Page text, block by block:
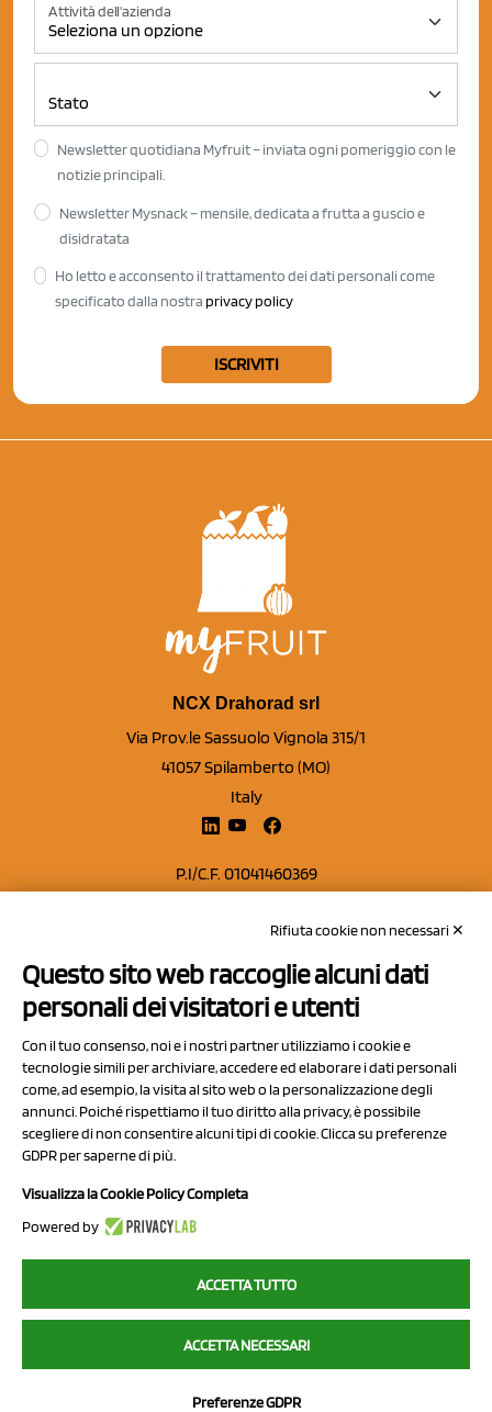
Attività dell'azienda
Newsletter quotidiana Myfruit – inviata ogni pomeriggio con le
notizie principali.
Newsletter Mysnack – mensile, dedicata a frutta a guscio e
disidratata
Ho letto e acconsento il trattamento dei dati personali come
specificato dalla nostra privacy policy
ISCRIVITI
NCX Drahorad srl
Via Prov.le Sassuolo Vignola 315/1
41057 Spilamberto (MO)
Italy
P.I/C.F. 01041460369
Capitale sociale Euro 50.000,00 i.v.
Contatti
Privacy Policy
Cookie Policy
Chi Siamo
2023 NCX Drahorad srl - All rights reserved
myfruit.it è parte del network diNCX DRAHORAD
NCX Drahorad - Via Provinciale Vignola-Sassuolo 315/1 - 41057
Rifiuta cookie non necessari ✕
Questo sito web raccoglie alcuni dati
personali dei visitatori e utenti
Con il tuo consenso, noi e i nostri partner utilizziamo i cookie e
tecnologie simili per archiviare, accedere ed elaborare i dati personali
come, ad esempio, la visita al sito web o la personalizzazione degli
annunci. Poiché rispettiamo il tuo diritto alla privacy, è possibile
scegliere di non consentire alcuni tipi di cookie. Clicca su preferenze
GDPR per saperne di più.
Visualizza la Cookie Policy Completa
Powered by
ACCETTA TUTTO
ACCETTA NECESSARI
Preferenze GDPR